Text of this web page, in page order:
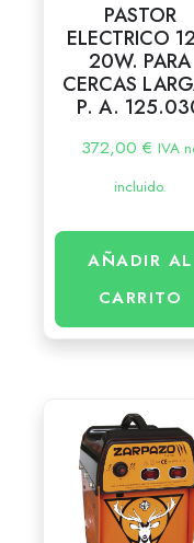
PASTOR
ELECTRICO
20W. PARA
CERCAS
P. A.
372,00 € IVA
incluido.
AÑADIR AL
CARRITO